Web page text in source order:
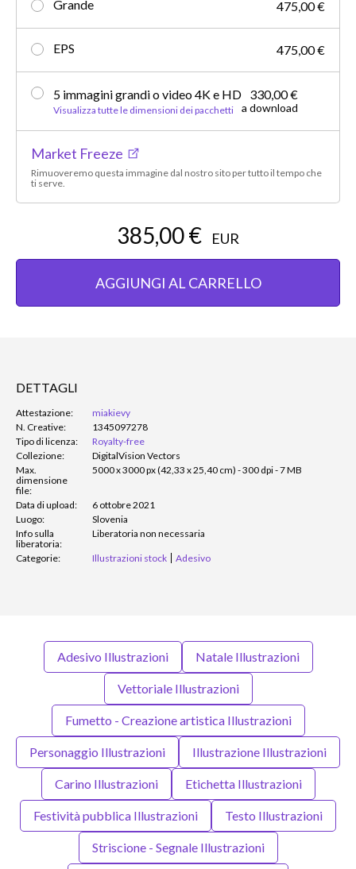
Grande 475,00 €
EPS 475,00 €
5 immagini grandi o video 4K e HD
Visualizza tutte le dimensioni dei pacchetti
330,00 €
a download
Market Freeze
Rimuoveremo questa immagine dal nostro sito per tutto il tempo che
ti serve.
385,00 € EUR
AGGIUNGI AL CARRELLO
DETTAGLI
Attestazione:
miakievy
N. Creative:
1345097278
Tipo di licenza:
Royalty-free
Collezione:
DigitalVision Vectors
Max.
dimensione
file:
5000 x 3000 px (42,33 x 25,40 cm) - 300 dpi - 7 MB
Data di upload:
6 ottobre 2021
Luogo:
Slovenia
Info sulla
liberatoria:
Liberatoria non necessaria
Categorie: Illustrazioni stock Adesivo
Adesivo Illustrazioni Natale Illustrazioni
Vettoriale Illustrazioni
Fumetto - Creazione artistica Illustrazioni
Personaggio Illustrazioni Illustrazione Illustrazioni
Carino Illustrazioni Etichetta Illustrazioni
Festività pubblica Illustrazioni Testo Illustrazioni
Striscione - Segnale Illustrazioni